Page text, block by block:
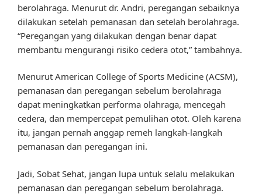
berolahraga. Menurut dr. Andri, peregangan sebaiknya
dilakukan setelah pemanasan dan setelah berolahraga.
“Peregangan yang dilakukan dengan benar dapat
membantu mengurangi risiko cedera otot,” tambahnya.
Menurut American College of Sports Medicine (ACSM),
pemanasan dan peregangan sebelum berolahraga
dapat meningkatkan performa olahraga, mencegah
cedera, dan mempercepat pemulihan otot. Oleh karena
itu, jangan pernah anggap remeh langkah-langkah
pemanasan dan peregangan ini.
Jadi, Sobat Sehat, jangan lupa untuk selalu melakukan
pemanasan dan peregangan sebelum berolahraga.